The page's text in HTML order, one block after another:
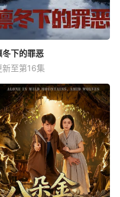
冬下的罪恶
新至第16集